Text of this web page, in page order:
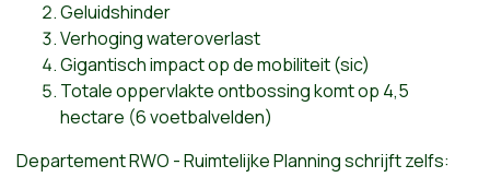
Geluidshinder
Verhoging wateroverlast
Gigantisch impact op de mobiliteit (sic)
Totale oppervlakte ontbossing komt op 4,5
hectare (6 voetbalvelden)
Departement RWO - Ruimtelijke Planning schrijft zelfs: